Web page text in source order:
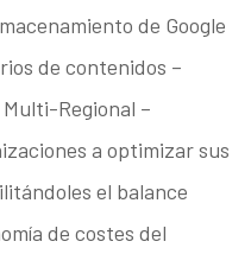
de Google
de contenidos –
Regional –
a optimizar sus
el balance
de costes del